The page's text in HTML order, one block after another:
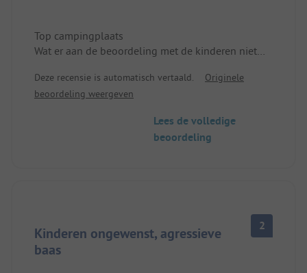
Top campingplaats
Wat er aan de beoordeling met de kinderen niet
kinderen rond, allemaal heel vriendelijk, honden
zijn welkom (behalve op het strand, wat ik
hond het water in te gaan over het bos.
Absoluut idyllisch en ontspannend, geen harde
Deze recensie is automatisch vertaald.
Originele
beoordeling weergeven
Lees de volledige
beoordeling
Kinderen ongewenst, agressieve
baas
2